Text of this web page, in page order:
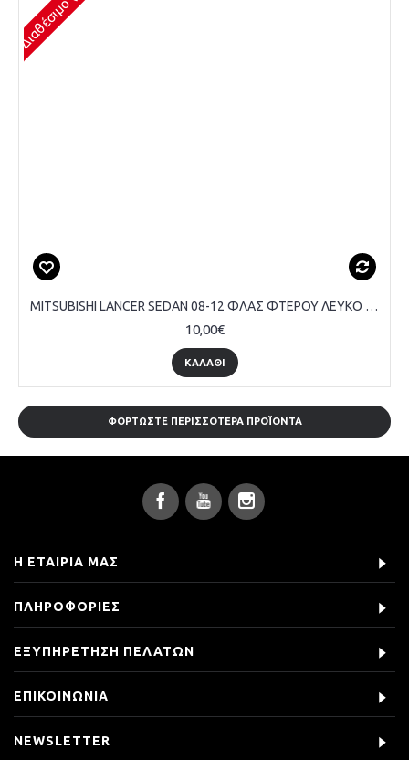
MITSUBISHI LANCER SEDAN 08-12 ΦΛΑΣ ΦΤΕΡΟΥ ΛΕΥΚΟ - ΤΕΜΑΧΙΟ
10,00€
ΚΑΛΆΘΙ
ΦΟΡΤΏΣΤΕ ΠΕΡΙΣΣΌΤΕΡΑ ΠΡΟΪΌΝΤΑ
Η ΕΤΑΙΡΊΑ ΜΑΣ
ΠΛΗΡΟΦΟΡΊΕΣ
ΕΞΥΠΗΡΈΤΗΣΗ ΠΕΛΑΤΏΝ
ΕΠΙΚΟΙΝΩΝΊΑ
NEWSLETTER